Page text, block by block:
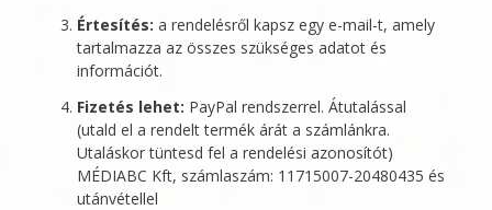
Értesítés: a rendelésről kapsz egy e-mail-t, amely
tartalmazza az összes szükséges adatot és
információt.
Fizetés lehet: PayPal rendszerrel. Átutalással
(utald el a rendelt termék árát a számlánkra.
Utaláskor tüntesd fel a rendelési azonosítót)
MÉDIABC Kft, számlaszám: 11715007-20480435 és
utánvétellel